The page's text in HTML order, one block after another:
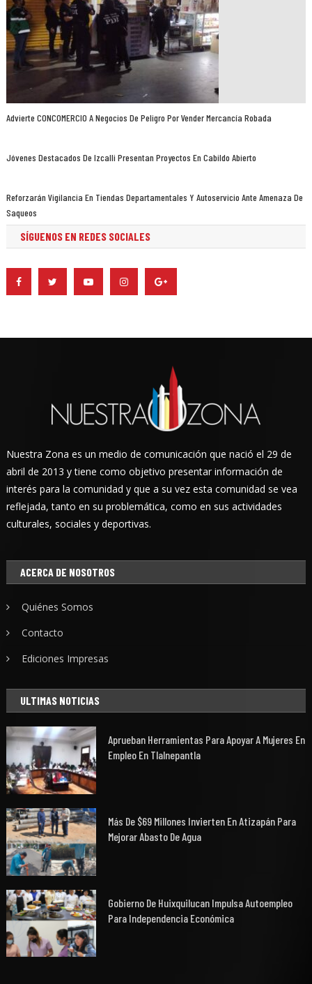
Advierte CONCOMERCIO A Negocios De Peligro Por Vender Mercancía Robada
Jóvenes Destacados De Izcalli Presentan Proyectos En Cabildo Abierto
Reforzarán Vigilancia En Tiendas Departamentales Y Autoservicio Ante Amenaza De
Saqueos
SÍGUENOS EN REDES SOCIALES
Nuestra Zona es un medio de comunicación que nació el 29 de
abril de 2013 y tiene como objetivo presentar información de
interés para la comunidad y que a su vez esta comunidad se vea
reflejada, tanto en su problemática, como en sus actividades
culturales, sociales y deportivas.
ACERCA DE NOSOTROS
Quiénes Somos
Contacto
Ediciones Impresas
ULTIMAS NOTICIAS
Aprueban Herramientas Para Apoyar A Mujeres En
Empleo En Tlalnepantla
Más De $69 Millones Invierten En Atizapán Para
Mejorar Abasto De Agua
Gobierno De Huixquilucan Impulsa Autoempleo
Para Independencia Económica